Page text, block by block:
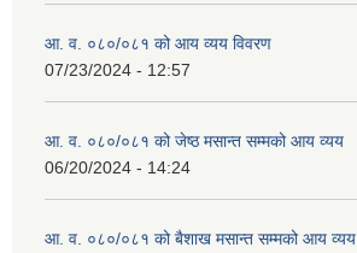
आ. व. ०८०/०८१ को आय व्यय विवरण
07/23/2024 - 12:57
आ. व. ०८०/०८१ को जेष्ठ मसान्त सम्मको आय व्यय
06/20/2024 - 14:24
आ. व. ०८०/०८१ को बैशाख मसान्त सम्मको आय व्यय